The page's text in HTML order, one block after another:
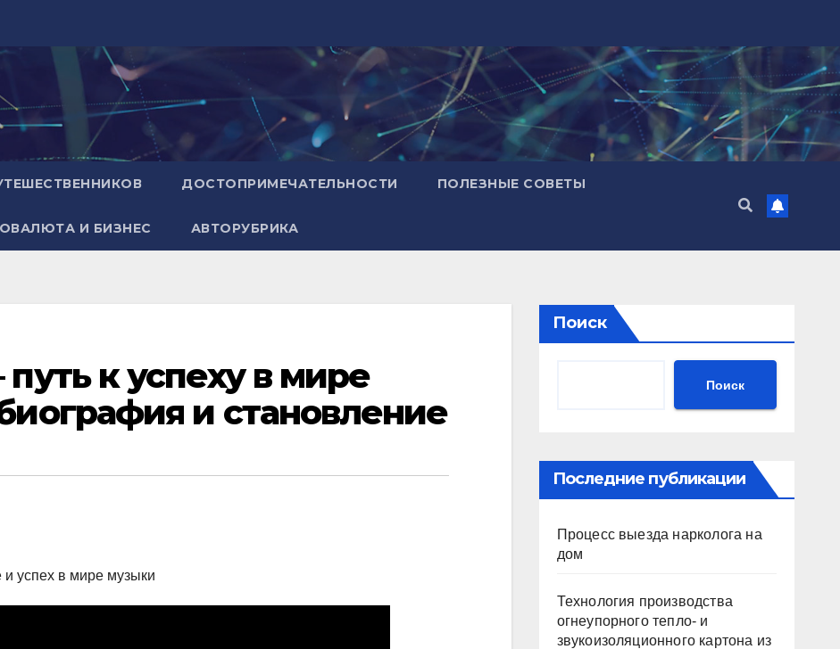
ДОСТОПРИМЕЧАТЕЛЬНОСТИ ПОЛЕЗНЫЕ СОВЕТЫ
И БИЗНЕС АВТОРУБРИКА
к успеху в мире
и становление
Поиск
Поиск
Последние публикации
Процесс выезда нарколога на
дом
Технология производства
огнеупорного тепло- и
звукоизоляционного картона из